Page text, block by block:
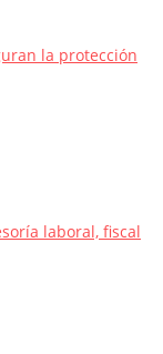
la protección
laboral, fiscal